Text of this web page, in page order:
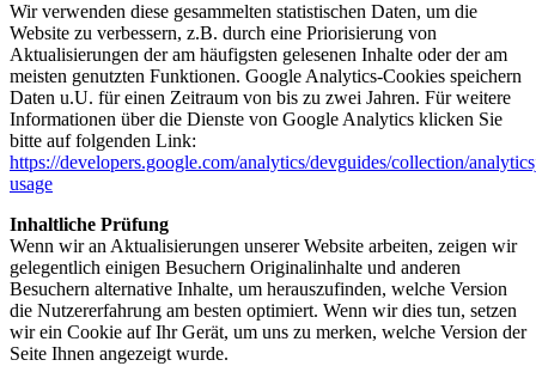
Wir verwenden diese gesammelten statistischen Daten, um die
Website zu verbessern, z.B. durch eine Priorisierung von
Aktualisierungen der am häufigsten gelesenen Inhalte oder der am
meisten genutzten Funktionen. Google Analytics-Cookies speichern
Daten u.U. für einen Zeitraum von bis zu zwei Jahren. Für weitere
Informationen über die Dienste von Google Analytics klicken Sie
bitte auf folgenden Link:
https://developers.google.com/analytics/devguides/collection/
usage
Inhaltliche Prüfung
Wenn wir an Aktualisierungen unserer Website arbeiten, zeigen wir
gelegentlich einigen Besuchern Originalinhalte und anderen
Besuchern alternative Inhalte, um herauszufinden, welche Version
die Nutzererfahrung am besten optimiert. Wenn wir dies tun, setzen
wir ein Cookie auf Ihr Gerät, um uns zu merken, welche Version der
Seite Ihnen angezeigt wurde.